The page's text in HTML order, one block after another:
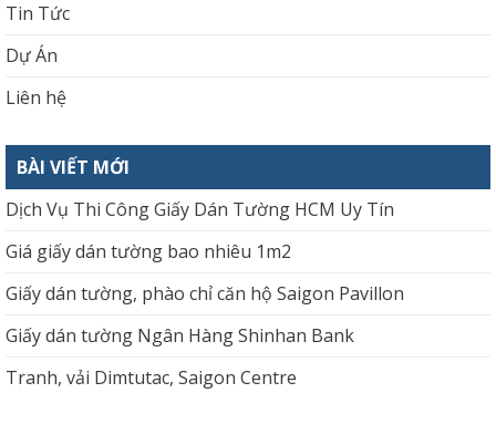
Tin Tức
Dự Án
Liên hệ
BÀI VIẾT MỚI
Dịch Vụ Thi Công Giấy Dán Tường HCM Uy Tín
Giá giấy dán tường bao nhiêu 1m2
Giấy dán tường, phào chỉ căn hộ Saigon Pavillon
Giấy dán tường Ngân Hàng Shinhan Bank
Tranh, vải Dimtutac, Saigon Centre